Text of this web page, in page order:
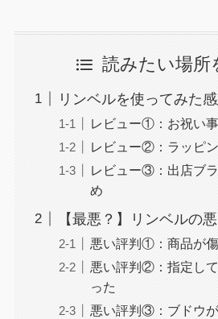
読みたい場所
リンベルを使ってみた
レビュー①：お祝い
レビュー②：ラッピ
レビュー③：出店ブ
め
【最悪？】リンベルの
悪い評判①：商品が
悪い評判②：指定し
った
悪い評判③：ブドウ